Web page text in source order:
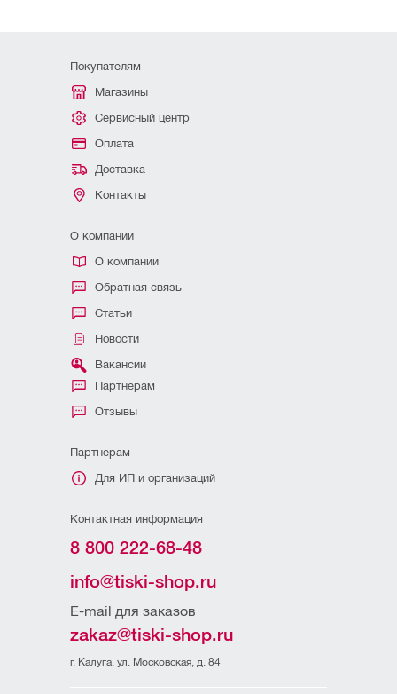
Покупателям
Магазины
Сервисный центр
Оплата
Доставка
Контакты
О компании
О компании
Обратная связь
Статьи
Новости
Вакансии
Партнерам
Отзывы
Партнерам
Для ИП и организаций
Контактная информация
8 800 222-68-48
info@tiski-shop.ru
E-mail для заказов
zakaz@tiski-shop.ru
г. Калуга, ул. Московская, д. 84